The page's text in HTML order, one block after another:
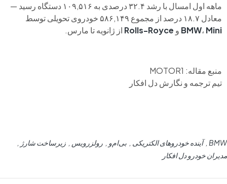
ماهه اول امسال با رشد ۳۲.۴ درصدی به ۱۰۹,۵۱۶ دستگاه رسید —
معادل ۱۸.۷ درصد از مجموع ۵۸۶,۱۴۹ خودروی تحویلی توسط
BMW، Mini و Rolls-Royce از ژانویه تا مارس.
منبع مقاله: MOTOR1
تیم ترجمه و نگارش دل افکار
BMW آینده خودروهای الکتریکی بی‌ام‌و رولزرویس
زیرساخت شارژ
مدیران خودرو دل افکار